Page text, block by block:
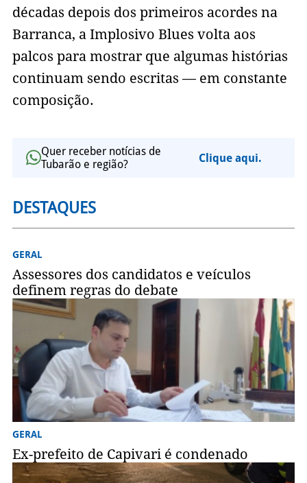
décadas depois dos primeiros acordes na
Barranca, a Implosivo Blues volta aos
palcos para mostrar que algumas histórias
continuam sendo escritas — em constante
composição.
Quer receber notícias de
Tubarão e região?
Clique aqui.
DESTAQUES
GERAL
Assessores dos candidatos e veículos
definem regras do debate
GERAL
Ex-prefeito de Capivari é condenado